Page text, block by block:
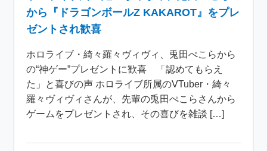
から『ドラゴンボールZ KAKAROT』をプレ
ゼントされ歓喜
ホロライブ・綺々羅々ヴィヴィ、兎田ぺこらから
の“神ゲー”プレゼントに歓喜 「認めてもらえ
た」と喜びの声 ホロライブ所属のVTuber・綺々
羅々ヴィヴィさんが、先輩の兎田ぺこらさんから
ゲームをプレゼントされ、その喜びを雑談 […]